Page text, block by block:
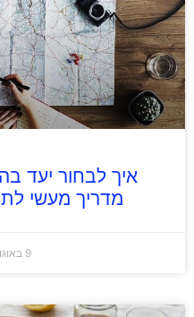
איך לבחור יעד
מדריך מעשי
9 באוגוסט 2026